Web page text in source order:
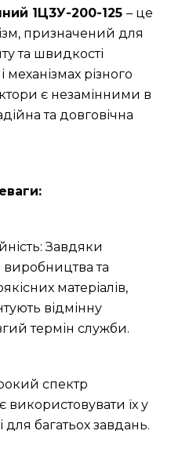
1Ц3У-200-125 – це
призначений для
та швидкості
різного
є незамінними в
та довговічна
Завдяки
виробництва та
матеріалів,
відмінну
термін служби.
спектр
їх у
для багатьох завдань.